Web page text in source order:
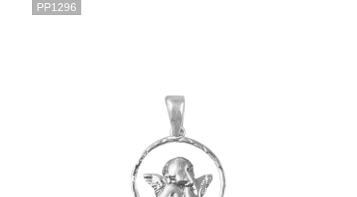
PP1296